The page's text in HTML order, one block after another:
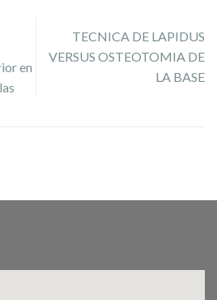
en
TECNICA DE LAPIDUS
VERSUS OSTEOTOMIA DE
LA BASE